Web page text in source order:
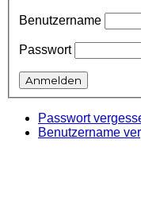
Benutzername
Passwort
Passwort
Benutzername